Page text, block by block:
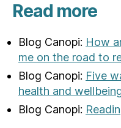
Read more
Blog Canopi: How
me on the road to
Blog Canopi: Five
health and
Blog Canopi: